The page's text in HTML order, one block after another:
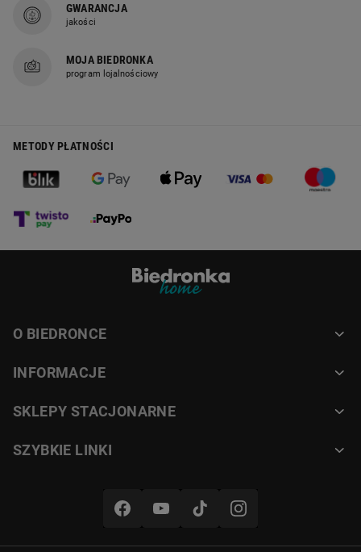
GWARANCJA
jakości
MOJA BIEDRONKA
program lojalnościowy
METODY PŁATNOŚCI
O BIEDRONCE
INFORMACJE
SKLEPY STACJONARNE
SZYBKIE LINKI